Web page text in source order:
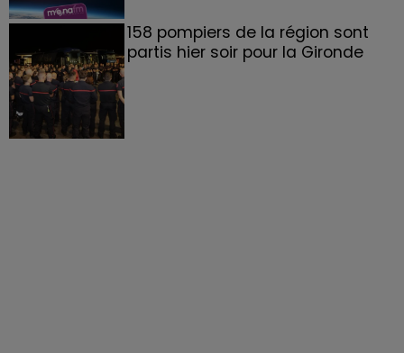
158 pompiers de la région sont
partis hier soir pour la Gironde